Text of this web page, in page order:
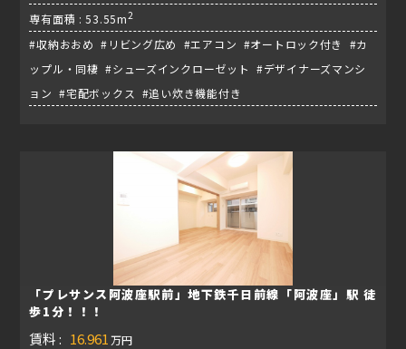
専有面積 : 53.55m2
#収納おおめ #リビング広め #エアコン #オートロック付き #カ
ップル・同棲 #シューズインクローゼット #デザイナーズマンシ
ョン #宅配ボックス #追い炊き機能付き
「プレサンス阿波座駅前」地下鉄千日前線「阿波座」駅 徒
歩1分！！！
賃料 : 16.961 万円